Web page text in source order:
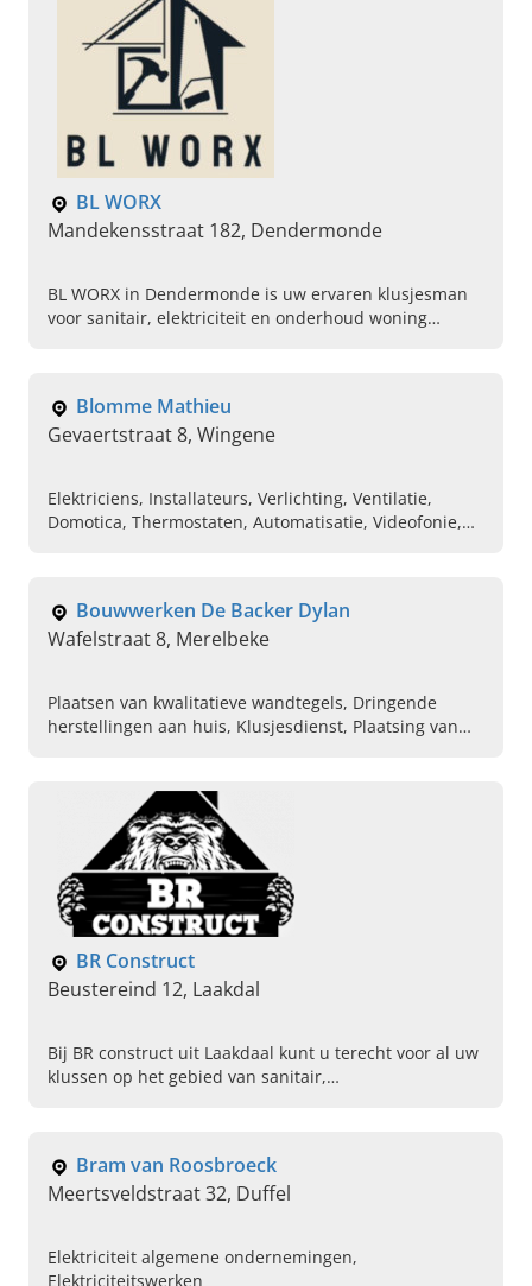
BL WORX
Mandekensstraat 182, Dendermonde
BL WORX in Dendermonde is uw ervaren klusjesman
voor sanitair, elektriciteit en onderhoud woning
Blomme Mathieu
Gevaertstraat 8, Wingene
Elektriciens, Installateurs, Verlichting, Ventilatie,
Domotica, Thermostaten, Automatisatie, Videofonie,
Bouwwerken De Backer Dylan
Wafelstraat 8, Merelbeke
Plaatsen van kwalitatieve wandtegels, Dringende
herstellingen aan huis, Klusjesdienst, Plaatsing van
BR Construct
Beustereind 12, Laakdal
Bij BR construct uit Laakdaal kunt u terecht voor al uw
klussen op het gebied van sanitair,
Bram van Roosbroeck
Meertsveldstraat 32, Duffel
Elektriciteit algemene ondernemingen,
Elektriciteitswerken